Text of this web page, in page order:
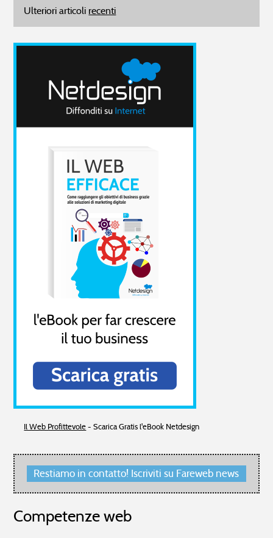
Ulteriori articoli recenti
Il Web Profittevole - Scarica Gratis l'eBook Netdesign
Restiamo in contatto! Iscriviti su Fareweb news
Competenze web